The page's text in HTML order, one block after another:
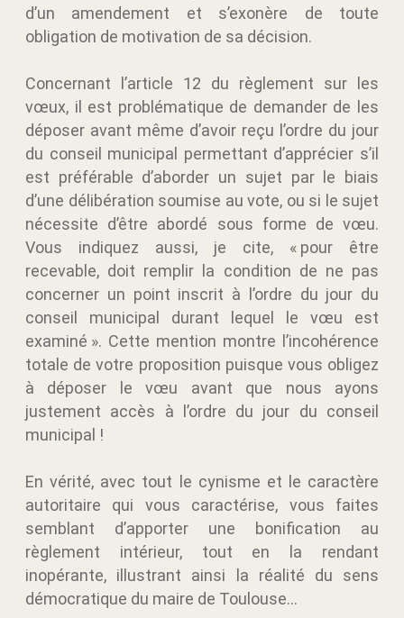
d’un amendement et s’exonère de toute
obligation de motivation de sa décision.
Concernant l’article 12 du règlement sur les
vœux, il est problématique de demander de les
déposer avant même d’avoir reçu l’ordre du jour
du conseil municipal permettant d’apprécier s’il
est préférable d’aborder un sujet par le biais
d’une délibération soumise au vote, ou si le sujet
nécessite d’être abordé sous forme de vœu.
Vous indiquez aussi, je cite, « pour être
recevable, doit remplir la condition de ne pas
concerner un point inscrit à l’ordre du jour du
conseil municipal durant lequel le vœu est
examiné ». Cette mention montre l’incohérence
totale de votre proposition puisque vous obligez
à déposer le vœu avant que nous ayons
justement accès à l’ordre du jour du conseil
municipal !
En vérité, avec tout le cynisme et le caractère
autoritaire qui vous caractérise, vous faites
semblant d’apporter une bonification au
règlement intérieur, tout en la rendant
inopérante, illustrant ainsi la réalité du sens
démocratique du maire de Toulouse…